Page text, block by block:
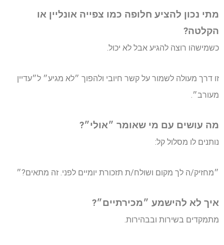
מתי נכון להציע חלופה כמו צפייה אונליין או
הקלטה?
כשמישהו רוצה להגיע אבל לא יכול.
זו דרך מעולה לשמור על קשר חיובי ולהפוך ״לא מגיע״ ל״עדיין
מעורב״.
מה עושים עם מי שאומר ״אולי״?
נותנים לו מסלול קל:
״מחזיק/ה לך מקום ושולח/ת תזכורת יומיים לפני. זה מתאים?״
איך לא להישמע ״מכירתיים״?
מתמקדים בשירות ובבהירות.